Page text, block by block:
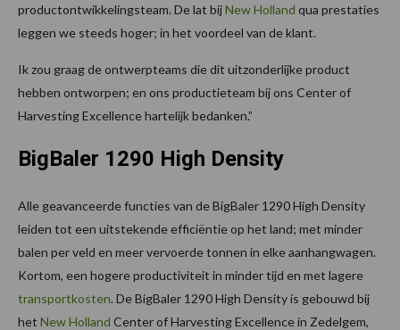
productontwikkelingsteam. De lat bijNew Holland qua prestaties
leggen we steeds hoger; in het voordeel van de klant.
Ik zou graag de ontwerpteams die dit uitzonderlijke product
hebben ontworpen; en ons productieteam bij ons Center of
Harvesting Excellence hartelijk bedanken.”
BigBaler 1290 High Density
Alle geavanceerde functies van de BigBaler 1290 High Density
leiden tot een uitstekende efficiëntie op het land; met minder
balen per veld en meer vervoerde tonnen in elke aanhangwagen.
Kortom, een hogere productiviteit in minder tijd en met lagere
transportkosten. De BigBaler 1290 High Density is gebouwd bij
het New Holland Center of Harvesting Excellence in Zedelgem,